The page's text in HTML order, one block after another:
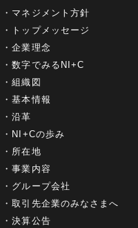
マネジメント方針
トップメッセージ
企業理念
数字でみるNI+C
組織図
基本情報
沿革
NI+Cの歩み
所在地
事業内容
グループ会社
取引先企業のみなさまへ
決算公告